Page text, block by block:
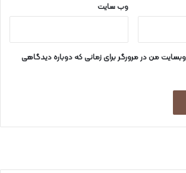
وب‌ سایت
من در مرورگر برای زمانی که دوباره دیدگاهی